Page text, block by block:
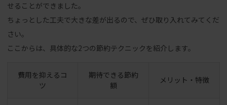
せることができました。
ちょっとした工夫で大きな差が出るので、ぜひ取り入れてみてくだ
さい。
ここからは、具体的な2つの節約テクニックを紹介します。
費用を抑えるコ
ツ
期待できる節約
額
メリット・特徴